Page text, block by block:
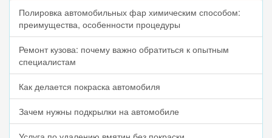
Полировка автомобильных фар химическим способом:
преимущества, особенности процедуры
Ремонт кузова: почему важно обратиться к опытным
специалистам
Как делается покраска автомобиля
Зачем нужны подкрылки на автомобиле